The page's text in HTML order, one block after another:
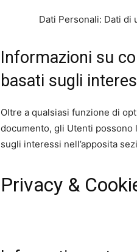
Dati Personali: Dati di
Informazioni su
basati sugli
Oltre a qualsiasi funzione di
documento, gli Utenti
sugli interessi nell’apposita
Privacy &